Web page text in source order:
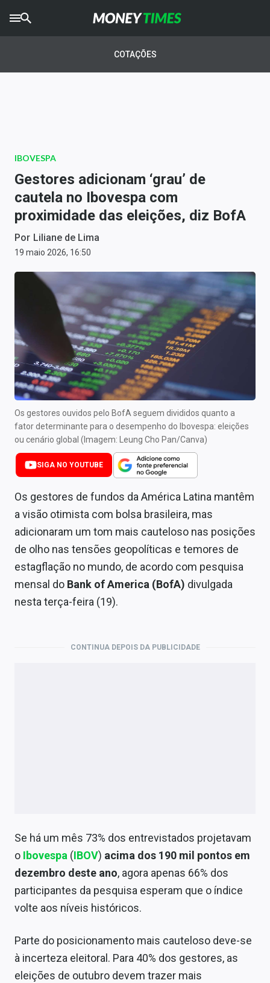
AGROTIMES
Newsletters
Money Trader
Anuncie
Últimas Notícias
Newsletters
Comprar ou vender?
Carteiras Recomendadas
Central de Dividendos
Central de Fundos Imobiliários
Central dos IPOs
Renda Fixa
Finanças Pessoais
Mercados
Economia
Empresas
Brasil
Contato
COTAÇÕES
IBOVESPA
Gestores adicionam ‘grau’ de
cautela no Ibovespa com
proximidade das eleições, diz BofA
Por Liliane de Lima
19 maio 2026, 16:50
Os gestores ouvidos pelo BofA seguem divididos quanto a
fator determinante para o desempenho do Ibovespa: eleições
ou cenário global (Imagem: Leung Cho Pan/Canva)
SIGA NO YOUTUBE
Os gestores de fundos da América Latina mantêm
a visão otimista com bolsa brasileira, mas
adicionaram um tom mais cauteloso nas posições
de olho nas tensões geopolíticas e temores de
estagflação no mundo, de acordo com pesquisa
mensal do Bank of America (BofA) divulgada
nesta terça-feira (19).
CONTINUA DEPOIS DA PUBLICIDADE
Se há um mês 73% dos entrevistados projetavam
o Ibovespa (IBOV) acima dos 190 mil pontos em
dezembro deste ano, agora apenas 66% dos
participantes da pesquisa esperam que o índice
volte aos níveis históricos.
Parte do posicionamento mais cauteloso deve-se
à incerteza eleitoral. Para 40% dos gestores, as
eleições de outubro devem trazer mais